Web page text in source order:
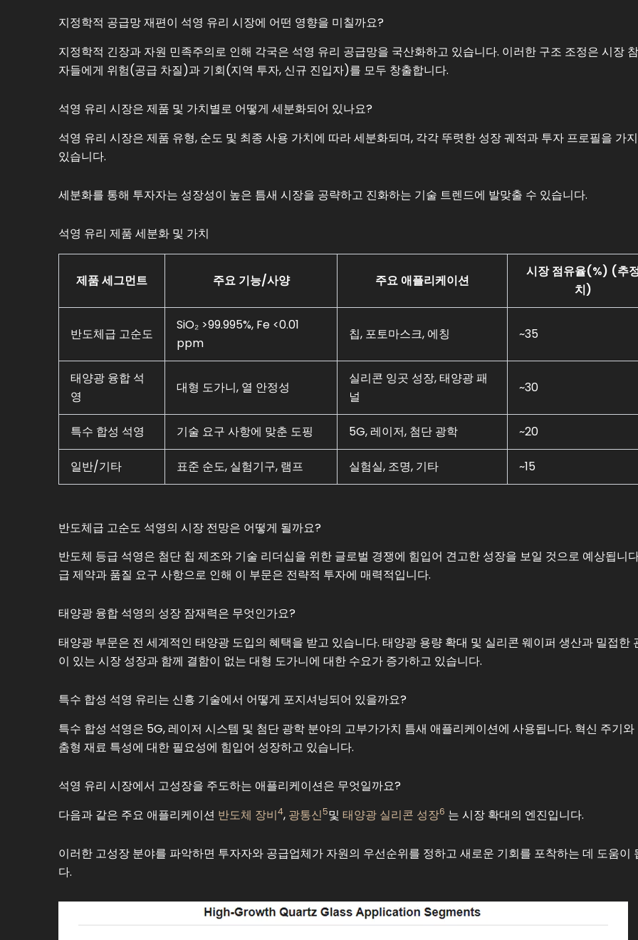
지정학적 공급망 재편이 석영 유리 시장에 어떤 영향을 미칠까요?
지정학적 긴장과 자원 민족주의로 인해 각국은 석영 유리 공급망을 국산화하고 있습니다. 이러한 구조 조정은 시장
자들에게 위험(공급 차질)과 기회(지역 투자, 신규 진입자)를 모두 창출합니다.
석영 유리 시장은 제품 및 가치별로 어떻게 세분화되어 있나요?
석영 유리 시장은 제품 유형, 순도 및 최종 사용 가치에 따라 세분화되며, 각각 뚜렷한 성장 궤적과 투자 프로필을 가
있습니다.
세분화를 통해 투자자는 성장성이 높은 틈새 시장을 공략하고 진화하는 기술 트렌드에 발맞출 수 있습니다.
석영 유리 제품 세분화 및 가치
제품 세그먼트 주요 기능/사양 주요 애플리케이션
시장 점유율(%) (추
치)
반도체급 고순도
SiO₂ >99.995%, Fe <0.01
ppm
칩, 포토마스크, 에칭 ~35
태양광 융합 석
영
대형 도가니, 열 안정성
실리콘 잉곳 성장, 태양광 패
널
~30
특수 합성 석영 기술 요구 사항에 맞춘 도핑 5G, 레이저, 첨단 광학 ~20
일반/기타 표준 순도, 실험기구, 램프 실험실, 조명, 기타 ~15
반도체급 고순도 석영의 시장 전망은 어떻게 될까요?
반도체 등급 석영은 첨단 칩 제조와 기술 리더십을 위한 글로벌 경쟁에 힘입어 견고한 성장을 보일 것으로 예상됩니
급 제약과 품질 요구 사항으로 인해 이 부문은 전략적 투자에 매력적입니다.
태양광 융합 석영의 성장 잠재력은 무엇인가요?
태양광 부문은 전 세계적인 태양광 도입의 혜택을 받고 있습니다. 태양광 용량 확대 및 실리콘 웨이퍼 생산과 밀접한
이 있는 시장 성장과 함께 결함이 없는 대형 도가니에 대한 수요가 증가하고 있습니다.
특수 합성 석영 유리는 신흥 기술에서 어떻게 포지셔닝되어 있을까요?
특수 합성 석영은 5G, 레이저 시스템 및 첨단 광학 분야의 고부가가치 틈새 애플리케이션에 사용됩니다. 혁신 주기와
춤형 재료 특성에 대한 필요성에 힘입어 성장하고 있습니다.
석영 유리 시장에서 고성장을 주도하는 애플리케이션은 무엇일까요?
다음과 같은 주요 애플리케이션 반도체 장비4, 광통신5및 태양광 실리콘 성장6 는 시장 확대의 엔진입니다.
이러한 고성장 분야를 파악하면 투자자와 공급업체가 자원의 우선순위를 정하고 새로운 기회를 포착하는 데 도움이
다.